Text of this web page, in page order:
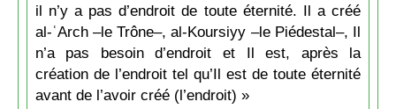
il n’y a pas d’endroit de toute éternité. Il a créé
al-ʿArch –le Trône–, al-Koursiyy –le Piédestal–, Il
n’a pas besoin d’endroit et Il est, après la
création de l’endroit tel qu’Il est de toute éternité
avant de l’avoir créé (l’endroit) »